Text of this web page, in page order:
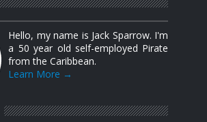
Hello, my name is Jack Sparrow. I'm
a 50 year old self-employed Pirate
from the Caribbean.
Learn More →